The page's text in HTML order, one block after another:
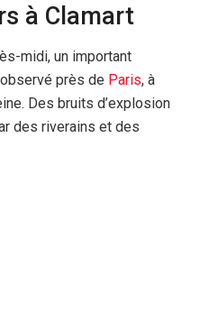
à Clamart
midi, un important
près de Paris, à
Des bruits d’explosion
des riverains et des